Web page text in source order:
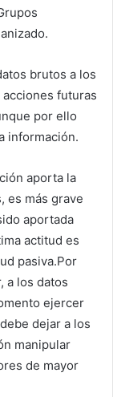
brutos a los
futuras
por ello
información.
aporta la
es más grave
aportada
actitud es
pasiva.Por
a los datos
ejercer
dejar a los
manipular
de mayor